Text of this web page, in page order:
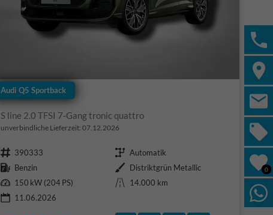
Audi Q5 Sportback
S line 2.0 TFSI 7-Gang tronic quattro
unverbindliche Lieferzeit: 07.12.2026
Fahrzeugnr. 390333 Getriebe Automatik
Kraftstoff Benzin Außenfarbe Distriktgrün Metallic
Leistung 150 kW (204 PS) Kilometerstand
14.000 km
11.06.2026
0